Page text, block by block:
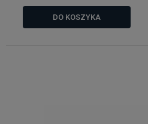
DO KOSZYKA